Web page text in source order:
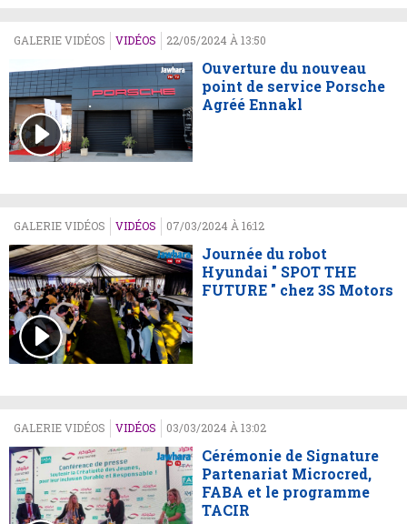
GALERIE VIDÉOS VIDÉOS 22/05/2024 À 13:50
Ouverture du nouveau
point de service Porsche
Agréé Ennakl
GALERIE VIDÉOS VIDÉOS 07/03/2024 À 16:12
Journée du robot
Hyundai " SPOT THE
FUTURE " chez 3S Motors
GALERIE VIDÉOS VIDÉOS 03/03/2024 À 13:02
Cérémonie de Signature
Partenariat Microcred,
FABA et le programme
TACIR